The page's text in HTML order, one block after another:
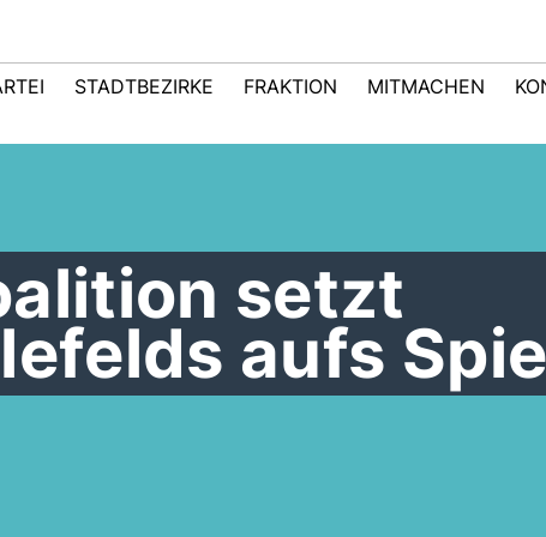
STADTBEZIRKE FRAKTION MITMACHEN
setzt
aufs